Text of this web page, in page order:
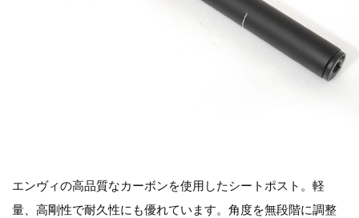
エンヴィの高品質なカーボンを使用したシートポスト。軽
量、高剛性で耐久性にも優れています。角度を無段階に調整